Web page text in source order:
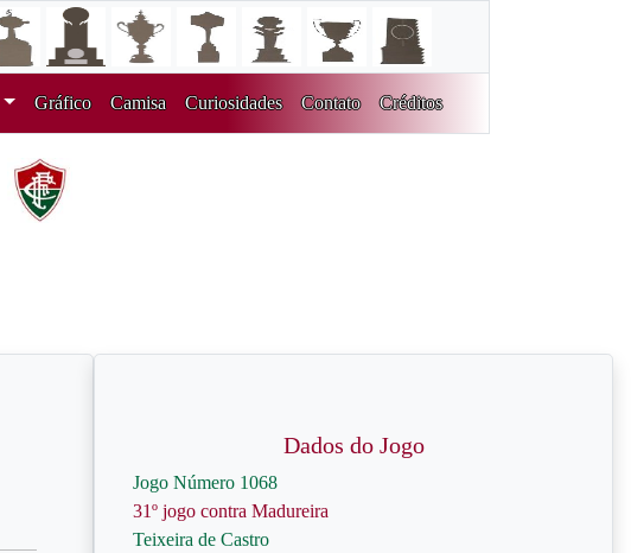
Gráfico Camisa Curiosidades Contato Créditos
Dados do Jogo
Jogo Número 1068
31º jogo contra Madureira
Teixeira de Castro